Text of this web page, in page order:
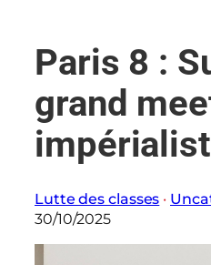
e
r
Paris 8 :
grand
Lutte des classes ·
30/10/2025